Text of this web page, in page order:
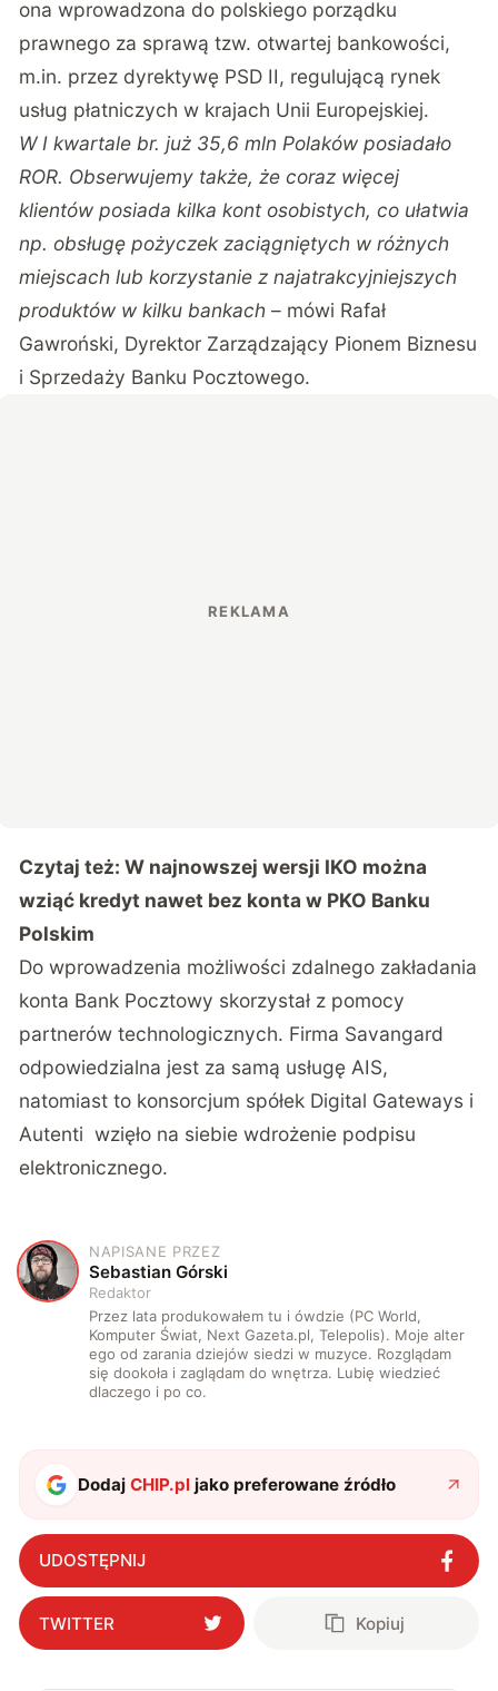
ona wprowadzona do polskiego porządku
prawnego za sprawą tzw. otwartej bankowości,
m.in. przez dyrektywę PSD II, regulującą rynek
usług płatniczych w krajach Unii Europejskiej.
W I kwartale br. już 35,6 mln Polaków posiadało
ROR. Obserwujemy także, że coraz więcej
klientów posiada kilka kont osobistych, co ułatwia
np. obsługę pożyczek zaciągniętych w różnych
miejscach lub korzystanie z najatrakcyjniejszych
produktów w kilku bankach– mówi Rafał
Gawroński, Dyrektor Zarządzający Pionem Biznesu
i Sprzedaży Banku Pocztowego.
Czytaj też:W najnowszej wersji IKO można
wziąć kredyt nawet bez konta w PKO Banku
Polskim
Do wprowadzenia możliwości zdalnego zakładania
konta Bank Pocztowy skorzystał z pomocy
partnerów technologicznych. Firma Savangard
odpowiedzialna jest za samą usługę AIS,
natomiast to konsorcjum spółek Digital Gateways i
Autenti wzięło na siebie wdrożenie podpisu
elektronicznego.
S
NAPISANE PRZEZ
Sebastian Górski
Redaktor
Przez lata produkowałem tu i ówdzie (PC World,
Komputer Świat, Next Gazeta.pl, Telepolis). Moje alter
ego od zarania dziejów siedzi w muzyce. Rozglądam
się dookoła i zaglądam do wnętrza. Lubię wiedzieć
dlaczego i po co.
DodajCHIP.pl jako preferowane źródło
UDOSTĘPNIJ
TWITTER Kopiuj